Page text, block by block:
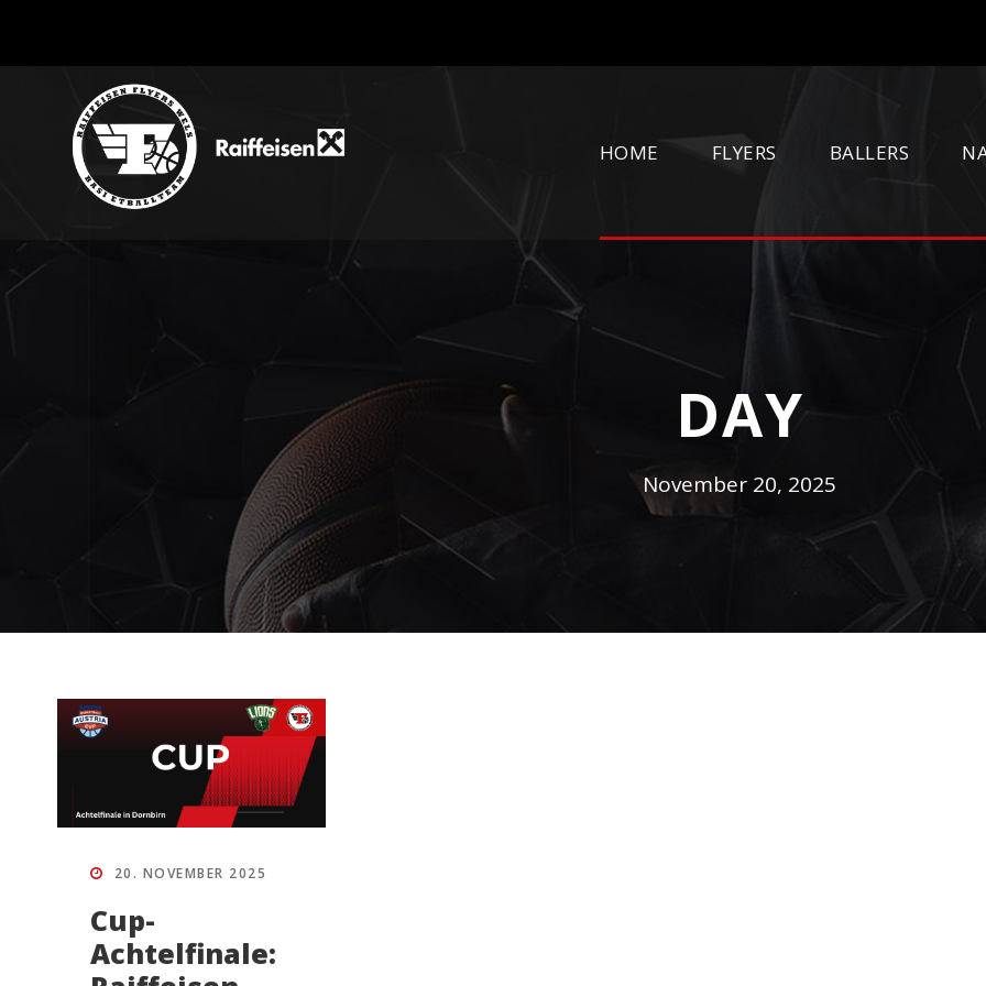
HOME FLYERS BALLERS
DAY
November 20, 2025
20. NOVEMBER 2025
Cup-
Achtelfinale: